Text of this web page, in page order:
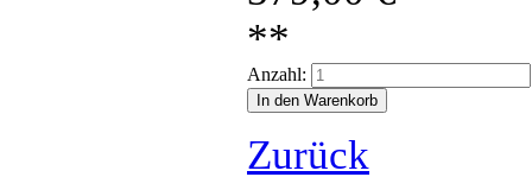
**
Anzahl:
Zurück